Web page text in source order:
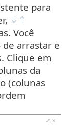
para
Você
arrastar e
Clique em
da
(colunas